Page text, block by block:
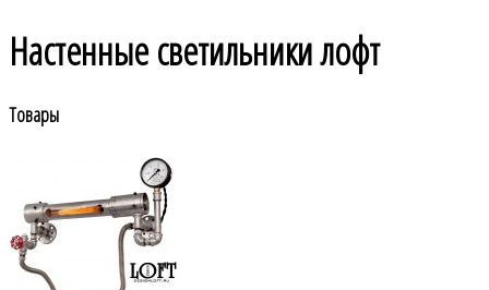
Настенные светильники лофт
Товары